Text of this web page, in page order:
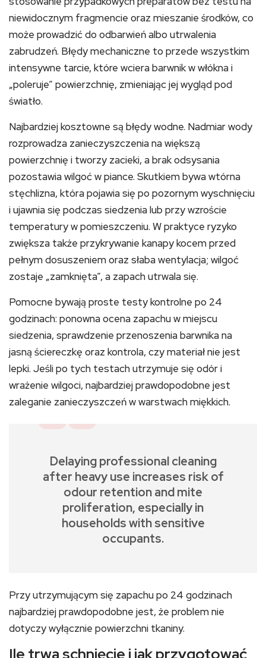
niewidocznym fragmencie oraz mieszanie środków, co
może prowadzić do odbarwień albo utrwalenia
zabrudzeń. Błędy mechaniczne to przede wszystkim
intensywne tarcie, które wciera barwnik w włókna i
„poleruje” powierzchnię, zmieniając jej wygląd pod
światło.
Najbardziej kosztowne są błędy wodne. Nadmiar wody
rozprowadza zanieczyszczenia na większą
powierzchnię i tworzy zacieki, a brak odsysania
pozostawia wilgoć w piance. Skutkiem bywa wtórna
stęchlizna, która pojawia się po pozornym wyschnięciu
i ujawnia się podczas siedzenia lub przy wzroście
temperatury w pomieszczeniu. W praktyce ryzyko
zwiększa także przykrywanie kanapy kocem przed
pełnym dosuszeniem oraz słaba wentylacja; wilgoć
zostaje „zamknięta”, a zapach utrwala się.
Pomocne bywają proste testy kontrolne po 24
godzinach: ponowna ocena zapachu w miejscu
siedzenia, sprawdzenie przenoszenia barwnika na
jasną ściereczkę oraz kontrola, czy materiał nie jest
lepki. Jeśli po tych testach utrzymuje się odór i
wrażenie wilgoci, najbardziej prawdopodobne jest
zaleganie zanieczyszczeń w warstwach miękkich.
Delaying professional cleaning
after heavy use increases risk of
odour retention and mite
proliferation, especially in
households with sensitive
occupants.
Przy utrzymującym się zapachu po 24 godzinach
najbardziej prawdopodobne jest, że problem nie
dotyczy wyłącznie powierzchni tkaniny.